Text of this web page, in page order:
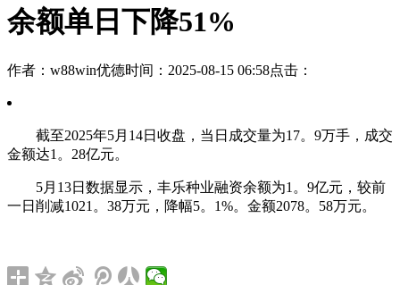
余额单日下降51%
作者：w88win优德时间：2025-08-15 06:58点击：
截至2025年5月14日收盘，当日成交量为17。9万手，成交
金额达1。28亿元。
5月13日数据显示，丰乐种业融资余额为1。9亿元，较前
一日削减1021。38万元，降幅5。1%。金额2078。58万元。